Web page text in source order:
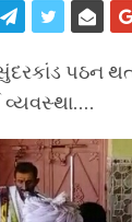
પઠન
વ્યવસ્થા….